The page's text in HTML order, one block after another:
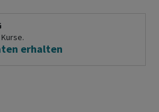
erhalten